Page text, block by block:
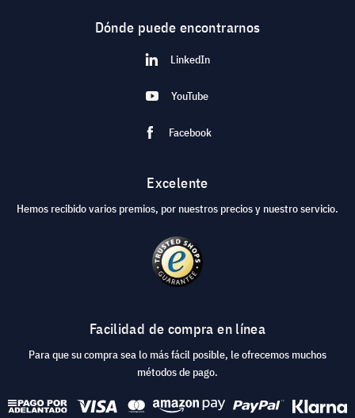
Dónde puede encontrarnos
LinkedIn
YouTube
Facebook
Excelente
Hemos recibido varios premios, por nuestros precios y nuestro servicio.
Facilidad de compra en línea
Para que su compra sea lo más fácil posible, le ofrecemos muchos
métodos de pago.